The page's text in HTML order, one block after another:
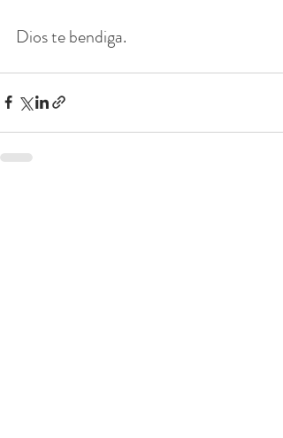
Dios te bendiga.